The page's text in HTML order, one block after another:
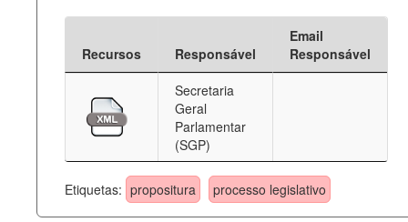
Recursos Responsável
Email
Responsável
Secretaria
Geral
Parlamentar
(SGP)
Etiquetas: propositura processo legislativo